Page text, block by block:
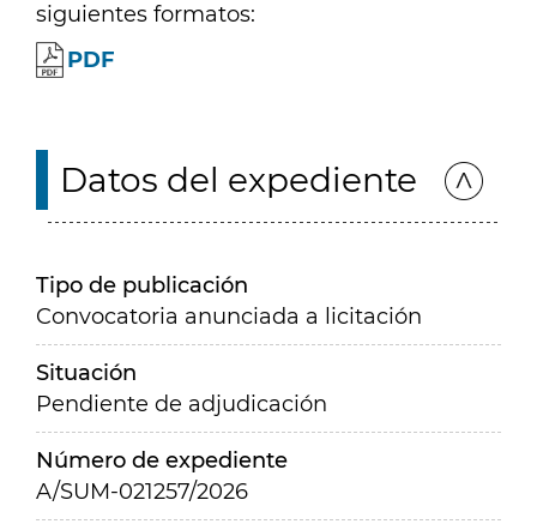
siguientes formatos:
PDF
Datos del expediente
Tipo de publicación
Convocatoria anunciada a licitación
Situación
Pendiente de adjudicación
Número de expediente
A/SUM-021257/2026